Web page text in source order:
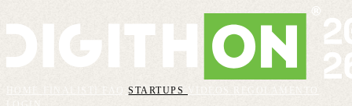
FAQSTARTUPS VIDEOS
REGOLAMENTO